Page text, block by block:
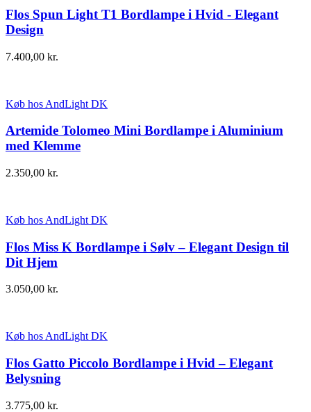
Flos Spun Light T1 Bordlampe i Hvid - Elegant
Design
7.400,00 kr.
Køb hos AndLight DK
Artemide Tolomeo Mini Bordlampe i Aluminium
med Klemme
2.350,00 kr.
Køb hos AndLight DK
Flos Miss K Bordlampe i Sølv – Elegant Design til
Dit Hjem
3.050,00 kr.
Køb hos AndLight DK
Flos Gatto Piccolo Bordlampe i Hvid – Elegant
Belysning
3.775,00 kr.